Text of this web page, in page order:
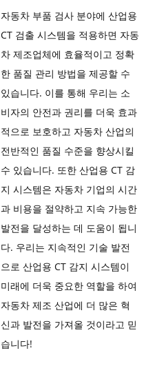
자동차 부품 검사 분야에 산업용
CT 검출 시스템을 적용하면 자동
차 제조업체에 효율적이고 정확
한 품질 관리 방법을 제공할 수
있습니다. 이를 통해 우리는 소
비자의 안전과 권리를 더욱 효과
적으로 보호하고 자동차 산업의
전반적인 품질 수준을 향상시킬
수 있습니다. 또한 산업용 CT 감
지 시스템은 자동차 기업의 시간
과 비용을 절약하고 지속 가능한
발전을 달성하는 데 도움이 됩니
다. 우리는 지속적인 기술 발전
으로 산업용 CT 감지 시스템이
미래에 더욱 중요한 역할을 하여
자동차 제조 산업에 더 많은 혁
신과 발전을 가져올 것이라고 믿
습니다!